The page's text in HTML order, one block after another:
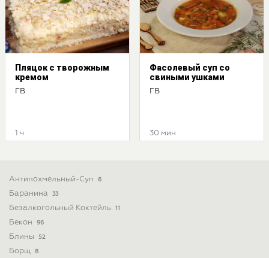
Пляцок с творожным
кремом
ГВ
1 ч
Фасолевый суп со
свиными ушками
ГВ
30 мин
Антипохмельный-Суп 6
Баранина 33
Безалкогольный Коктейль 11
Бекон 96
Блины 52
Борщ 8